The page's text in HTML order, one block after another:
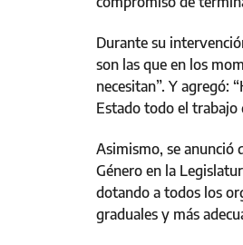
Durante su
son las que en los
necesitan”. Y agregó:
Estado todo el trabajo
Asimismo, se anunció
Género en la
dotando a todos los
graduales y más